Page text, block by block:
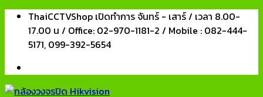
Skip
content
ThaiCCTVShop เปิดทำการ จันทร์ - เสาร์ / เวลา 8.00-
17.00 น / Office: 02-970-1181-2 / Mobile : 082-444-
5171, 099-392-5654